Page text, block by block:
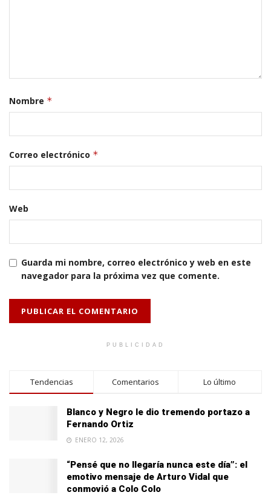
Nombre *
Correo electrónico *
Web
Guarda mi nombre, correo electrónico y web en este
navegador para la próxima vez que comente.
PUBLICIDAD
Tendencias Comentarios Lo último
Blanco y Negro le dio tremendo portazo a
Fernando Ortiz
ENERO 12, 2026
“Pensé que no llegaría nunca este día”: el
emotivo mensaje de Arturo Vidal que
conmovió a Colo Colo